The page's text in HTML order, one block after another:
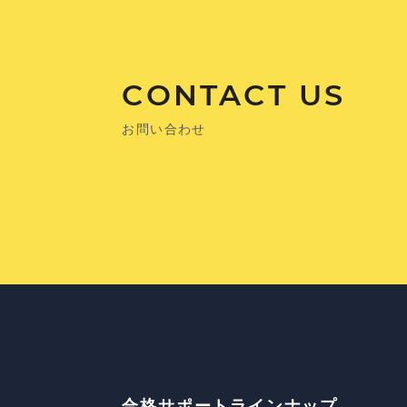
CONTACT US
お問い合わせ